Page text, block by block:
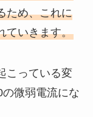
ため、これに
ていきます。
こっている変
微弱電流にな